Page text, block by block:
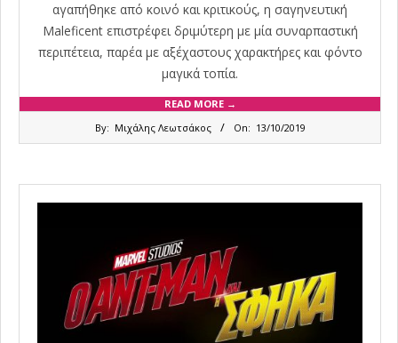
αγαπήθηκε από κοινό και κριτικούς, η σαγηνευτική
Maleficent επιστρέφει δριμύτερη με μία συναρπαστική
περιπέτεια, παρέα με αξέχαστους χαρακτήρες και φόντο
μαγικά τοπία.
READ MORE →
By: Μιχάλης Λεωτσάκος On: 13/10/2019